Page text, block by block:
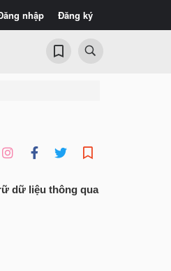
nhập Đăng ký
dữ liệu thông qua